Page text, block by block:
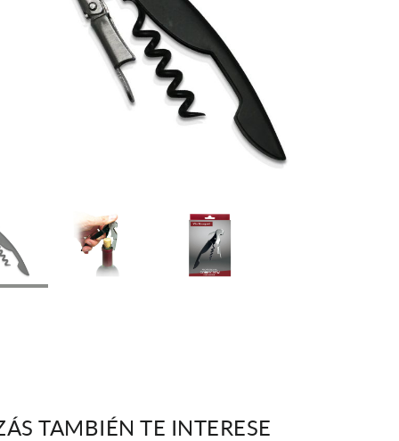
TAMBIÉN TE INTERESE